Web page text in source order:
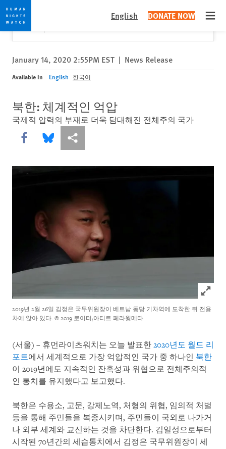
Skip
to
cookie
privacy
notice
Skip
to
main
content
English DONATE NOW
Would you like to read this page in English?
Yes
✕
January 14, 2020 2:55PM EST | News Release
Available In English 한국어
북한: 체계적인 억압
국제적 압력의 부재로 더욱 담대해진 전체주의 국가
Share this via Facebook
Share this via Bluesky
More sharing options
Click
2019년 2월 26일 김정은 국무위원장이 베트남 동당 기차역에 도착한 뒤 전용
차에 앉아 있다. © 2019 로이터/아티트 페라웡메타
(서울) – 휴먼라이츠워치는 오늘 발표한 2020년도 월드 리
포트에서 세계적으로 가장 억압적인 국가 중 하나인 북한
이 2019년에도 지속적인 잔혹성과 위협으로 전체주의적
인 통치를 유지했다고 보고했다.
북한은 수용소, 고문, 강제노역, 처형의 위협, 임의적 처벌
등을 통해 주민들을 복종시키며, 주민들이 국외로 나가거
나 외부 세계와 교신하는 것을 차단한다. 김일성으로부터
시작된 70년간의 세습통치에서 김정은 국무위원장이 세